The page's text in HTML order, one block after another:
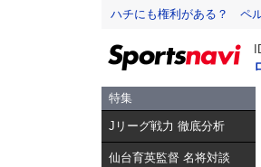
ハチにも権利がある？ ペ
特集
Jリーグ戦力 徹底分析
仙台育英監督 名将対談